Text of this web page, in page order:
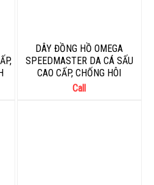
DÂY ĐỒNG HỒ OMEGA
SPEEDMASTER DA CÁ SẤU
CAO CẤP, CHỐNG HÔI
Call